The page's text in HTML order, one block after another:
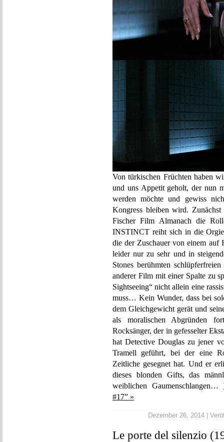
Von türkischen Früchten haben
und uns Appetit geholt, der nun
werden möchte und gewiss
Kongress bleiben wird.
Fischer Film Almanach die
INSTINCT reiht sich in die
die der Zuschauer von einem auf
leider nur zu sehr und in
Stones berühmten
anderer Film mit einer Spalte zu
Sightseeing“ nicht allein eine
muss… Kein Wunder, dass bei
dem Gleichgewicht gerät und
als moralischen Abgründen
Rocksänger, der in gefesselter
hat Detective Douglas zu jener
Tramell geführt, bei der eine
Zeitliche gesegnet hat. Und er
dieses blonden Gifts, das
weiblichen Gaumenschlangen…
#17” »
Dezember 26, 2014 |
Le porte del silenzio